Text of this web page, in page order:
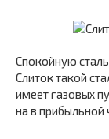
Спокойную
Слиток такой
имеет газовых
на в прибыльной